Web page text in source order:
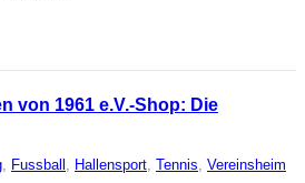
von 1961 e.V.-Shop: Die
, Fussball , Hallensport, Tennis, Vereinsheim